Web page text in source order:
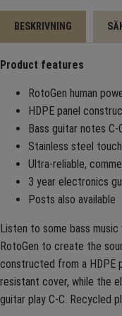
BESKRIVNING
Product features
RotoGen human
HDPE panel
Bass guitar notes C-
Stainless steel
Ultra-reliable,
3 year electronics
Posts also available
Listen to some bass music
RotoGen to create the
constructed from a HDPE
resistant cover, while the
guitar play C-C. Recycled